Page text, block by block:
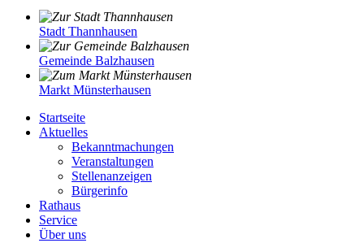
Stadt Thannhausen
Gemeinde Balzhausen
Markt Münsterhausen
Startseite
Aktuelles
Bekanntmachungen
Veranstaltungen
Stellenanzeigen
Bürgerinfo
Rathaus
Service
Über uns